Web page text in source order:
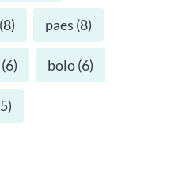
(8) paes (8)
(6) bolo(6)
5)